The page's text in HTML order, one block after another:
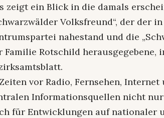
zeigt ein Blick in die damals
Volksfreund“, der der
nahestand und die
Familie Rotschild
vor Radio, Fernsehen,
Informationsquellen nicht
für Entwicklungen auf nationaler